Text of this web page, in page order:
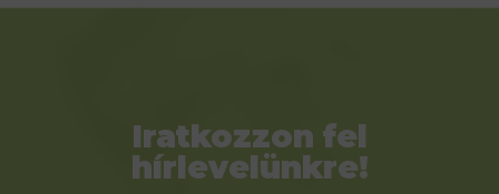
Iratkozzon fel
hírlevelünkre!